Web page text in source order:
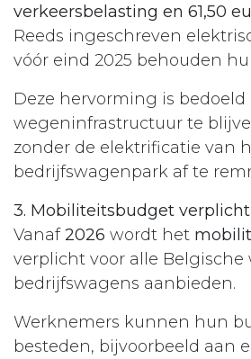
verkeersbelasting en 61,50
Reeds ingeschreven
vóór eind 2025 behouden
Deze hervorming is bedoeld
wegeninfrastructuur te
zonder de elektrificatie van
bedrijfswagenpark af te
3. Mobiliteitsbudget
Vanaf2026 wordt het
verplicht voor alle Belgische
bedrijfswagens aanbieden.
Werknemers kunnen hun
besteden, bijvoorbeeld aan